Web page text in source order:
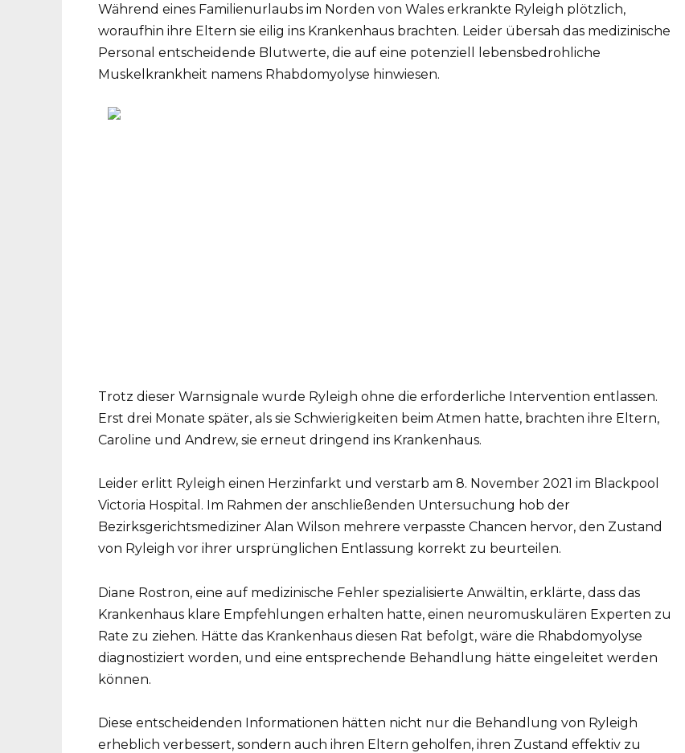
Während eines Familienurlaubs im Norden von Wales erkrankte Ryleigh plötzlich,
woraufhin ihre Eltern sie eilig ins Krankenhaus brachten. Leider übersah das medizinische
Personal entscheidende Blutwerte, die auf eine potenziell lebensbedrohliche
Muskelkrankheit namens Rhabdomyolyse hinwiesen.
Trotz dieser Warnsignale wurde Ryleigh ohne die erforderliche Intervention entlassen.
Erst drei Monate später, als sie Schwierigkeiten beim Atmen hatte, brachten ihre Eltern,
Caroline und Andrew, sie erneut dringend ins Krankenhaus.
Leider erlitt Ryleigh einen Herzinfarkt und verstarb am 8. November 2021 im Blackpool
Victoria Hospital. Im Rahmen der anschließenden Untersuchung hob der
Bezirksgerichtsmediziner Alan Wilson mehrere verpasste Chancen hervor, den Zustand
von Ryleigh vor ihrer ursprünglichen Entlassung korrekt zu beurteilen.
Diane Rostron, eine auf medizinische Fehler spezialisierte Anwältin, erklärte, dass das
Krankenhaus klare Empfehlungen erhalten hatte, einen neuromuskulären Experten zu
Rate zu ziehen. Hätte das Krankenhaus diesen Rat befolgt, wäre die Rhabdomyolyse
diagnostiziert worden, und eine entsprechende Behandlung hätte eingeleitet werden
können.
Diese entscheidenden Informationen hätten nicht nur die Behandlung von Ryleigh
erheblich verbessert, sondern auch ihren Eltern geholfen, ihren Zustand effektiv zu